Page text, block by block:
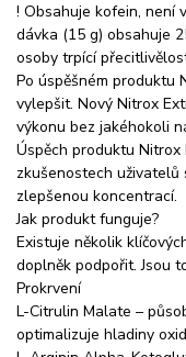
! Obsahuje kofein, není
dávka (15 g) obsahuje
osoby trpící
Po úspěšném produktu
vylepšit. Nový Nitrox
výkonu bez jakéhokoli
Úspěch produktu Nitrox
zkušenostech uživatelů
zlepšenou koncentrací.
Jak produkt funguje?
Existuje několik
doplněk podpořit. Jsou
Prokrvení
L-Citrulin Malate –
optimalizuje hladiny